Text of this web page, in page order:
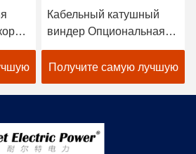
Кабельный катушный
виндер Опциональная
передача вала,
передача ремня
Получите самую лучшую